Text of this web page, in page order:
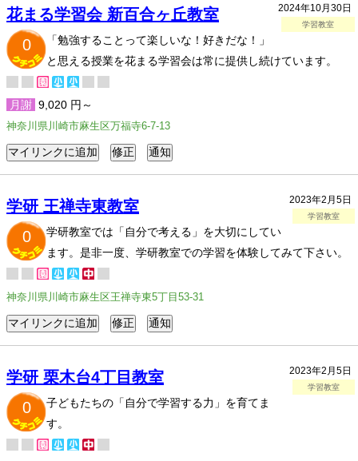
2024年10月30日
学習教室
花まる学習会 新百合ヶ丘教室
0
「勉強することって楽しいな！好きだな！」
と思える授業を花まる学習会は常に提供し続けています。
月謝 9,020 円～
神奈川県川崎市麻生区万福寺6-7-13
2023年2月5日
学習教室
学研 王禅寺東教室
0
学研教室では「自分で考える」を大切にしてい
ます。是非一度、学研教室での学習を体験してみて下さい。
神奈川県川崎市麻生区王禅寺東5丁目53-31
2023年2月5日
学習教室
学研 栗木台4丁目教室
0
子どもたちの「自分で学習する力」を育てま
す。